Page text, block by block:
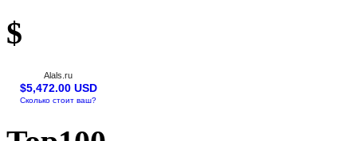
$
Alals.ru
$5,472.00 USD
Сколько стоит ваш?